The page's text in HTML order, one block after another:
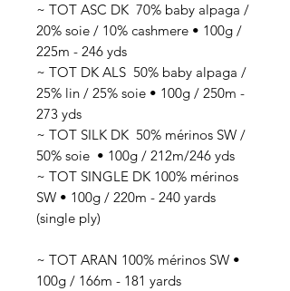
~ TOT ASC DK 70% baby alpaga /
20% soie / 10% cashmere • 100g /
225m - 246 yds
~ TOT DK ALS 50% baby alpaga /
25% lin / 25% soie • 100g / 250m -
273 yds
~ TOT SILK DK 50% mérinos SW /
50% soie • 100g / 212m/246 yds
~ TOT SINGLE DK 100% mérinos
SW • 100g / 220m - 240 yards
(single ply)
~ TOT ARAN 100% mérinos SW •
100g / 166m - 181 yards